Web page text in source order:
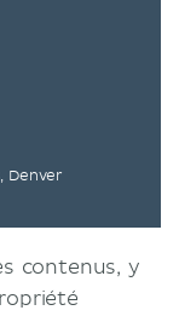
Denver
contenus, y